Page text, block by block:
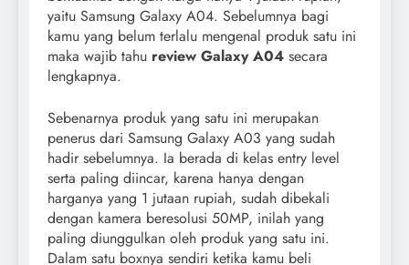
yaitu Samsung Galaxy A04. Sebelumnya bagi
kamu yang belum terlalu mengenal produk satu ini
maka wajib tahu review Galaxy A04 secara
lengkapnya.
Sebenarnya produk yang satu ini merupakan
penerus dari Samsung Galaxy A03 yang sudah
hadir sebelumnya. Ia berada di kelas entry level
serta paling diincar, karena hanya dengan
harganya yang 1 jutaan rupiah, sudah dibekali
dengan kamera beresolusi 50MP, inilah yang
paling diunggulkan oleh produk yang satu ini.
Dalam satu boxnya sendiri ketika kamu beli